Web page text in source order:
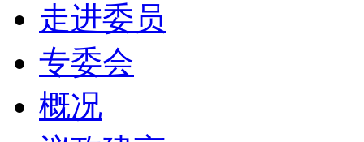
走进委员
专委会
概况